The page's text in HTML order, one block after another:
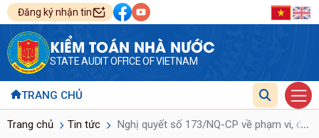
Đăng ký nhận tin
KIỂM TOÁN NHÀ NƯỚC
STATE AUDIT OFFICE OF VIETNAM
TRANG CHỦ
Trang chủ Tin tức Nghị quyết số 173/NQ-CP về phạm vi, ...